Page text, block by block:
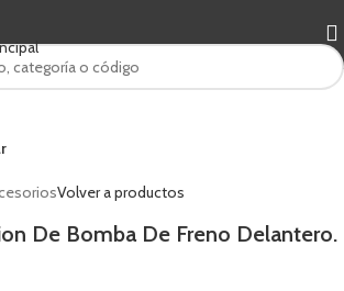
Volver a productos
De Bomba De Freno Delantero.